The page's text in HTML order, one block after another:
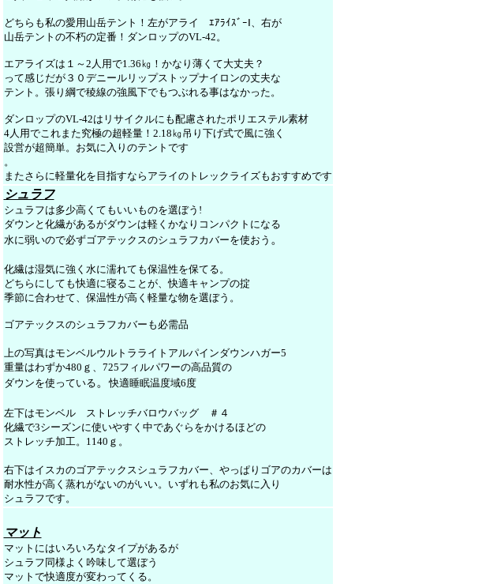
どちらも私の愛用山岳テント！左がアライ ｴｱﾗｲｽﾞｰⅠ、右が
山岳テントの不朽の定番！ダンロップのVL-42。
エアライズは１～2人用で1.36㎏！かなり薄くて大丈夫？
って感じだが３０デニールリップストップナイロンの丈夫な
テント。張り綱で稜線の強風下でもつぶれる事はなかった。
ダンロップのVL-42はリサイクルにも配慮されたポリエステル素材
4人用でこれまた究極の超軽量！2.18㎏吊り下げ式で風に強く
設営が超簡単。お気に入りのテントです
。
またさらに軽量化を目指すならアライのトレックライズもおすすめです
シュラフ
シュラフは多少高くてもいいものを選ぼう!
ダウンと化繊があるがダウンは軽くかなりコンパクトになる
水に弱いので必ずゴアテックスのシュラフカバーを使おう 。
化繊は湿気に強く水に濡れても保温性を保てる。
どちらにしても快適に寝ることが、快適キャンプの掟
季節に合わせて、保温性が高く軽量な物を選ぼう。
ゴアテックスのシュラフカバーも必需品
上の写真はモンベルウルトラライトアルパインダウンハガー5
重量はわずか480ｇ、725フィルパワーの高品質の
ダウンを使っている 。快適睡眠温度域6度
左下はモンベル ストレッチバロウバッグ ＃４
化繊で3シーズンに使いやすく中であぐらをかけるほどの
ストレッチ加工。1140ｇ。
右下はイスカのゴアテックスシュラフカバー、やっぱりゴアのカバーは
耐水性が高く蒸れがないのがいい。 いずれも私のお気に入り
シュラフです。
マット
マットにはいろいろなタイプがあるが
シュラフ同様よく吟味して選ぼう
マットで快適度が変わってくる。